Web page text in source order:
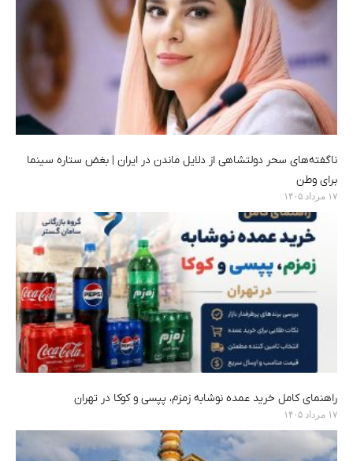
ناگفته‌های سحر دولتشاهی از دلایل ماندن در ایران | بغض ستاره سینما
برای وطن
۱۷ مرداد ۱۴۰۵
راهنمای کامل خرید عمده نوشابه زمزم، پپسی و کوکا در تهران
۱۷ مرداد ۱۴۰۵